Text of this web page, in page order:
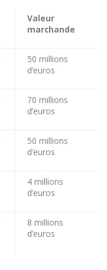
Valeur
marchande
50 millions
d’euros
70 millions
d’euros
50 millions
d’euros
4 millions
d’euros
8 millions
d’euros